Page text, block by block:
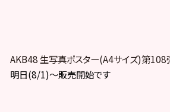
AKB48 生写真ポスター(A4サイズ)第
明日(8/1)～販売開始です